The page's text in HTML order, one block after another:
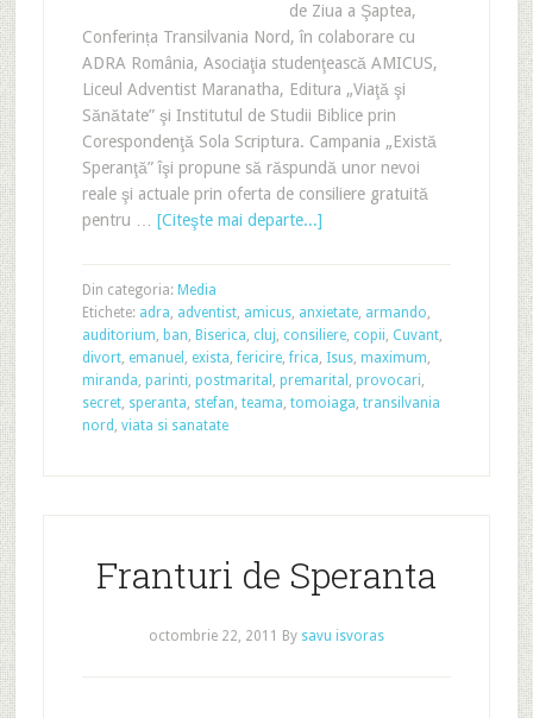
de Ziua a Şaptea,
Conferința Transilvania Nord, în colaborare cu
ADRA România, Asociaţia studenţească AMICUS,
Liceul Adventist Maranatha, Editura „Viaţă şi
Sănătate” şi Institutul de Studii Biblice prin
Corespondenţă Sola Scriptura. Campania „Există
Speranţă” îşi propune să răspundă unor nevoi
reale şi actuale prin oferta de consiliere gratuită
pentru … [Citeşte mai departe...]
Din categoria: Media
Etichete: adra, adventist, amicus, anxietate, armando,
auditorium, ban, Biserica, cluj, consiliere, copii, Cuvant,
divort, emanuel , exista,fericire,frica, Isus, maximum,
miranda, parinti, postmarital , premarital , provocari,
secret, speranta, stefan, teama, tomoiaga, transilvania
nord , viata si sanatate
Franturi de Speranta
octombrie 22, 2011 By savu isvoras